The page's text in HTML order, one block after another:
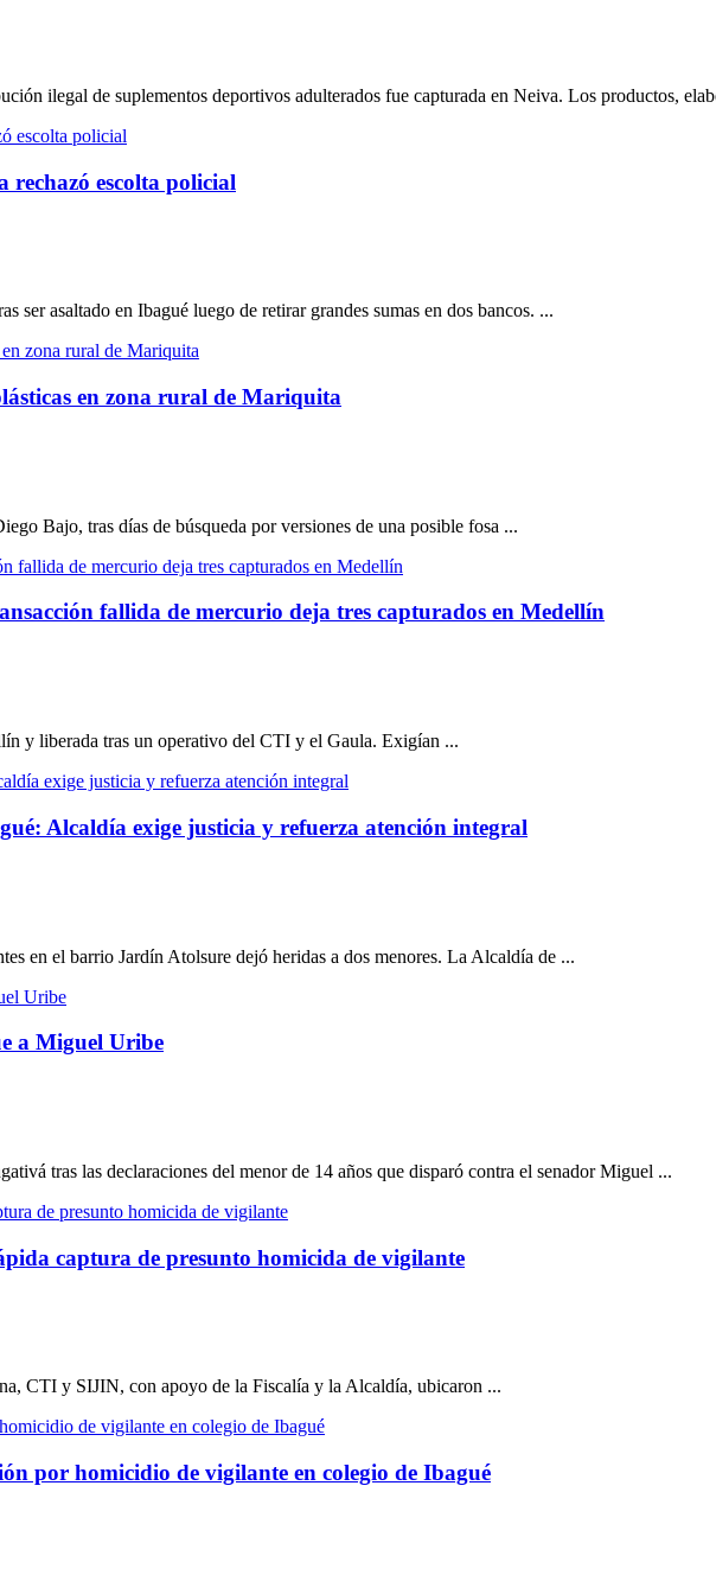
ilegal de suplementos deportivos adulterados fue capturada en Neiva. Los productos,
escolta policial
ser asaltado en Ibagué luego de retirar grandes sumas en dos bancos. ...
en zona rural de Mariquita
Bajo, tras días de búsqueda por versiones de una posible fosa ...
fallida de mercurio deja tres capturados en Medellín
y liberada tras un operativo del CTI y el Gaula. Exigían ...
Alcaldía exige justicia y refuerza atención integral
en el barrio Jardín Atolsure dejó heridas a dos menores. La Alcaldía de ...
a Miguel Uribe
tras las declaraciones del menor de 14 años que disparó contra el senador Miguel ...
captura de presunto homicida de vigilante
CTI y SIJIN, con apoyo de la Fiscalía y la Alcaldía, ubicaron ...
por homicidio de vigilante en colegio de Ibagué